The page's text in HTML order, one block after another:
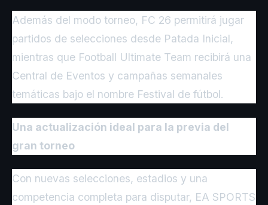
Además del modo torneo, FC 26 permitirá jugar
partidos de selecciones desde Patada Inicial,
mientras que Football Ultimate Team recibirá una
Central de Eventos y campañas semanales
temáticas bajo el nombre Festival de fútbol.
Una actualización ideal para la previa del
gran torneo
Con nuevas selecciones, estadios y una
competencia completa para disputar, EA SPORTS